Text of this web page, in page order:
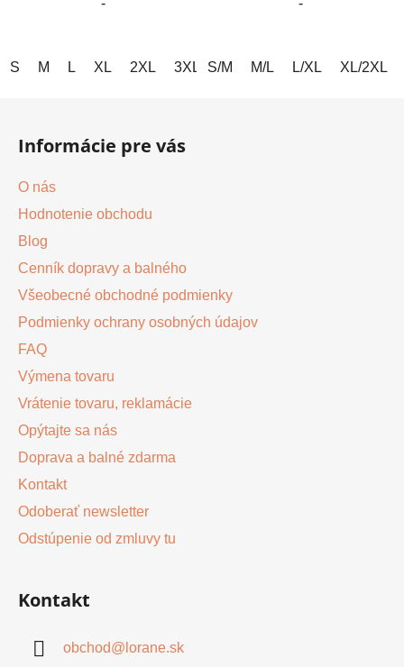
hviezdičiek.
-
S M L XL 2XL 3XL
hviezdičiek.
-
S/M M/L L/XL XL/2XL
Informácie pre vás
O nás
Hodnotenie obchodu
Blog
Cenník dopravy a balného
Všeobecné obchodné podmienky
Podmienky ochrany osobných údajov
FAQ
Výmena tovaru
Vrátenie tovaru, reklamácie
Opýtajte sa nás
Doprava a balné zdarma
Kontakt
Odoberať newsletter
Odstúpenie od zmluvy tu
Kontakt
obchod@ lorane.sk